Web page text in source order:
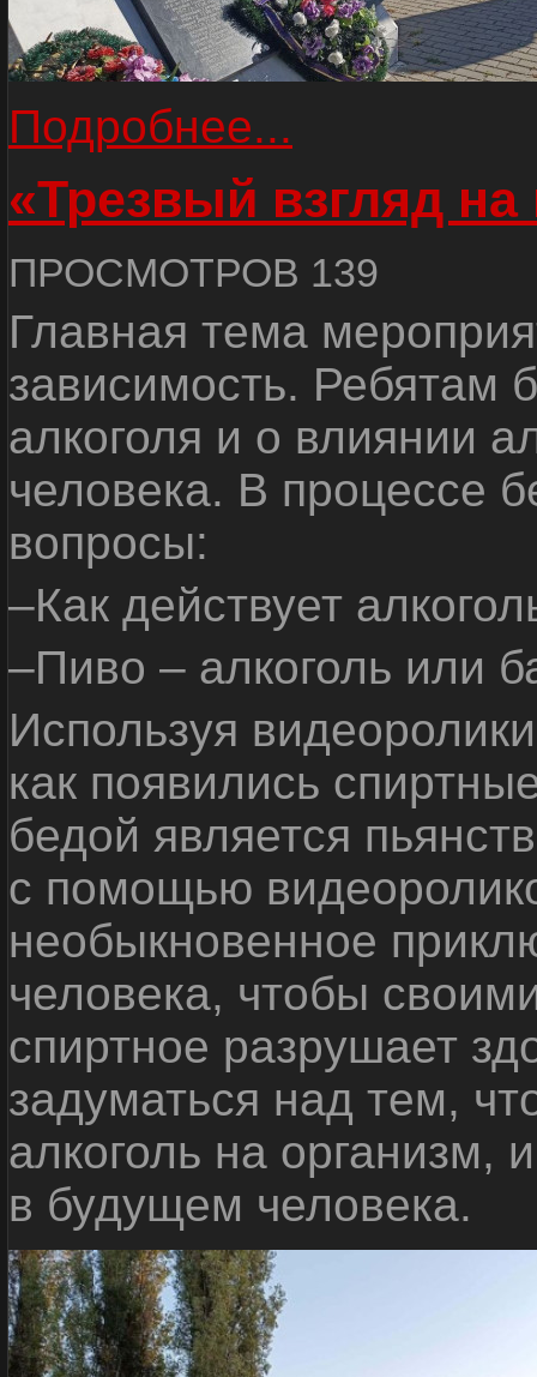
Подробнее...
«Трезвый взгляд на
ПРОСМОТРОВ 139
Главная тема
зависимость. Ребятам
алкоголя и о влиянии
человека. В процессе
вопросы:
–Как действует
–Пиво – алкоголь или
Используя
как появились
бедой является
с помощью
необыкновенное
человека, чтобы
спиртное разрушает
задуматься над тем,
алкоголь на организм,
в будущем человека.